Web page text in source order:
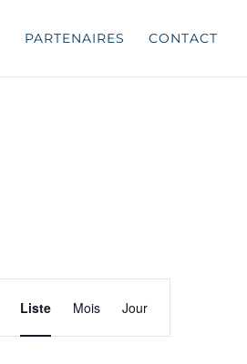
PARTENAIRES CONTACT
Navigation
de
vues
Liste Mois Jour